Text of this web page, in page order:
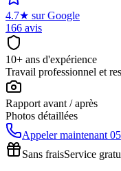
4.7★ sur Google
166 avis
10+ ans d'expérience
Travail professionnel et
Rapport avant / après
Photos détaillées
Appeler maintenant
Sans fraisService